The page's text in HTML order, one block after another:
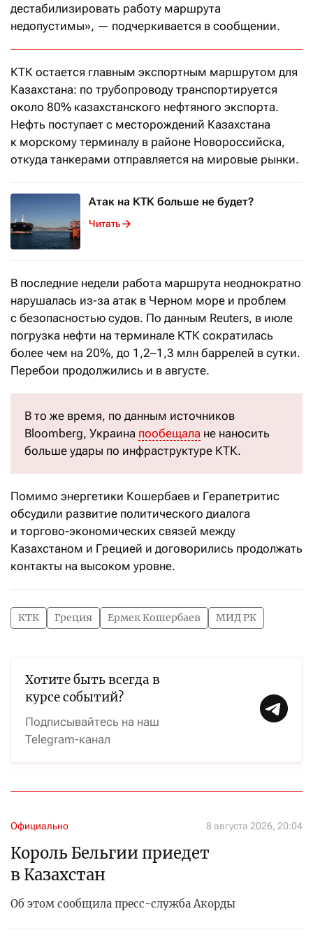
дестабилизировать работу маршрута
недопустимы», — подчеркивается в сообщении.
КТК остается главным экспортным маршрутом для
Казахстана: по трубопроводу транспортируется
около 80% казахстанского нефтяного экспорта.
Нефть поступает с месторождений Казахстана
к морскому терминалу в районе Новороссийска,
откуда танкерами отправляется на мировые рынки.
Атак на КТК больше не будет?
Читать
В последние недели работа маршрута неоднократно
нарушалась из-за атак в Черном море и проблем
с безопасностью судов. По данным Reuters, в июле
погрузка нефти на терминале КТК сократилась
более чем на 20%, до 1,2–1,3 млн баррелей в сутки.
Перебои продолжились и в августе.
В то же время, по данным источников
Bloomberg, Украина пообещала не наносить
больше удары по инфраструктуре КТК.
Помимо энергетики Кошербаев и Герапетритис
обсудили развитие политического диалога
и торгово-экономических связей между
Казахстаном и Грецией и договорились продолжать
контакты на высоком уровне.
КТК Греция Ермек Кошербаев МИД РК
Хотите быть всегда в
курсе событий?
Подписывайтесь на наш
Telegram-канал
Официально 8 августа 2026, 20:04
Король Бельгии приедет
в Казахстан
Об этом сообщила пресс-служба Акорды